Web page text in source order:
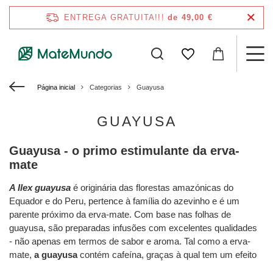
ENTREGA GRATUITA!!! de 49,00 €
Página inicial Categorias Guayusa
GUAYUSA
Guayusa - o primo estimulante da erva-
mate
A Ilex guayusa é originária das florestas amazónicas do
Equador e do Peru, pertence à família do azevinho e é um
parente próximo da erva-mate. Com base nas folhas de
guayusa, são preparadas infusões com excelentes qualidades
- não apenas em termos de sabor e aroma. Tal como a erva-
mate, a guayusacontém cafeína, graças à qual tem um efeito